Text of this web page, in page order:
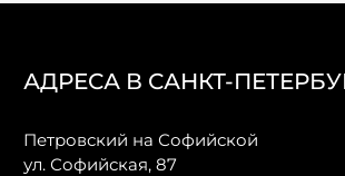
АДРЕСА В САНКТ-
Петровский на Софийской
ул. Софийская, 87